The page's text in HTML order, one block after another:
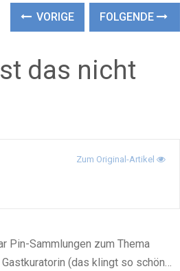
VORIGE FOLGENDE
das nicht
Zum Original-Artikel
Pin-Sammlungen zum Thema
(das klingt so schön…